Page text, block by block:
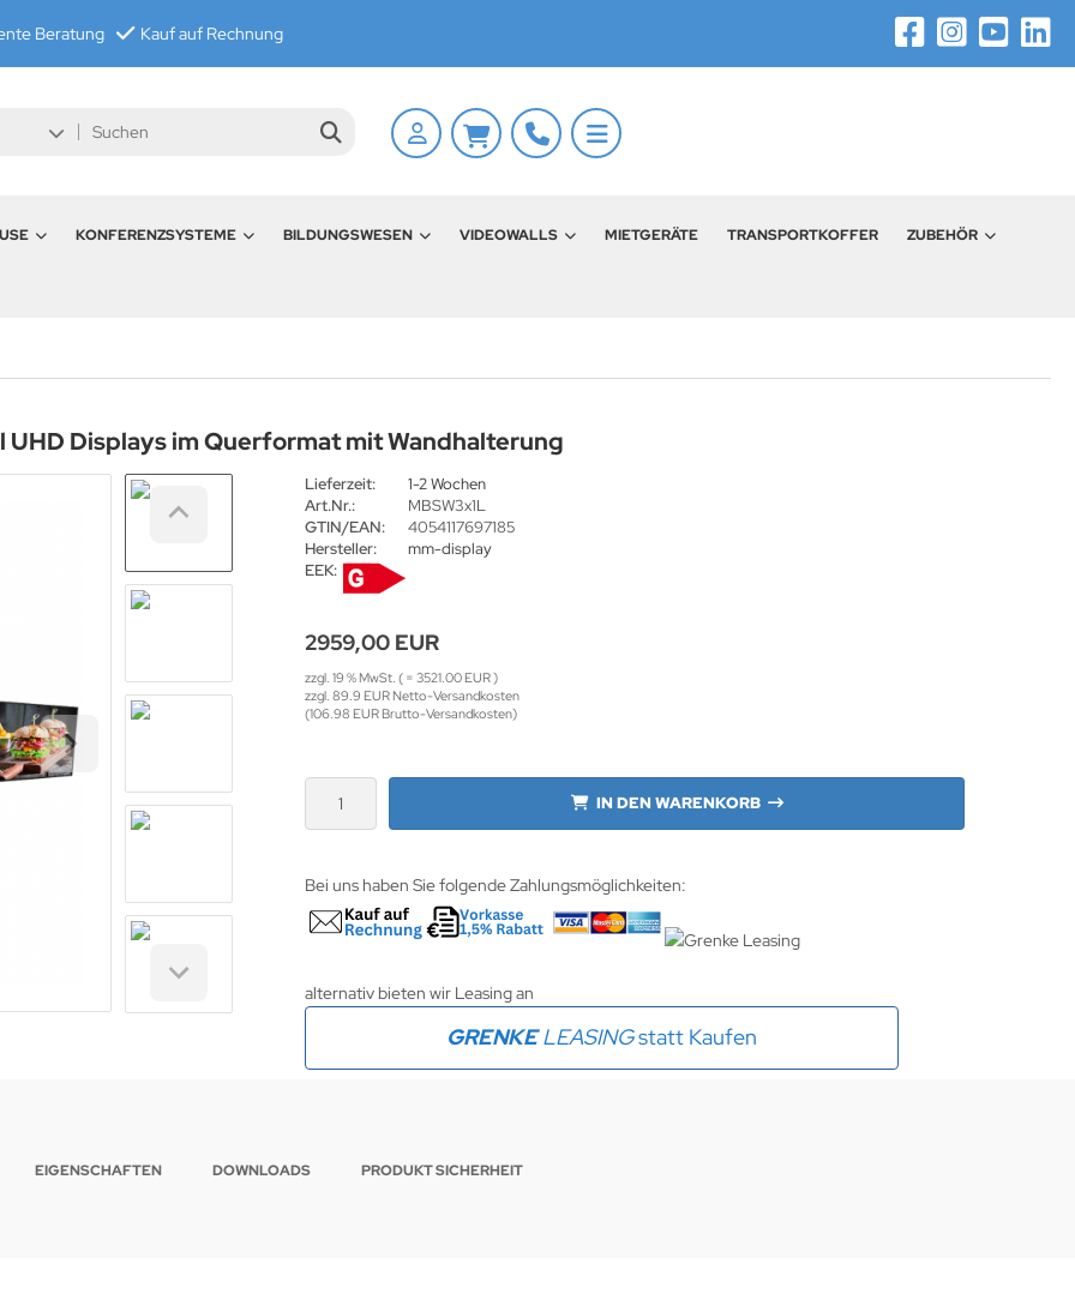
Beratung Kauf auf Rechnung
KONFERENZSYSTEME BILDUNGSWESEN VIDEOWALLS MIETGERÄTE TRANSPORTKOFFER ZUBEHÖR
Displays im Querformat mit Wandhalterung
Lieferzeit:
1-2 Wochen
Art.Nr.:
MBSW3x1L
GTIN/EAN:
4054117697185
Hersteller:
mm-display
EEK:
2959,00 EUR
zzgl. 19 % MwSt. ( = 3521.00 EUR )
zzgl. 89.9 EUR Netto-Versandkosten
(106.98 EUR Brutto-Versandkosten)
IN DEN WARENKORB
Bei uns haben Sie folgende Zahlungsmöglichkeiten:
alternativ bieten wir Leasing an
GRENKELEASINGstatt Kaufen
EIGENSCHAFTEN DOWNLOADS PRODUKT SICHERHEIT